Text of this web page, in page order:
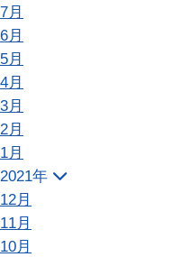
7月
6月
5月
4月
3月
2月
1月
2021年
12月
11月
10月